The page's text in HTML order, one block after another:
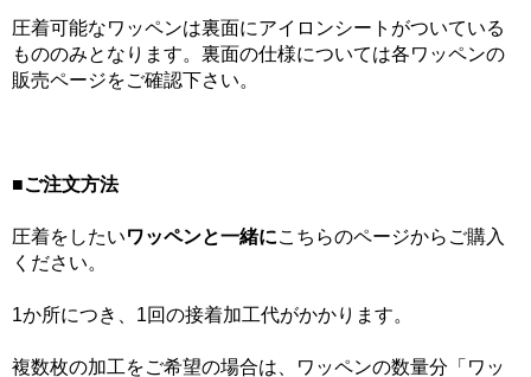
圧着可能なワッペンは裏面にアイロンシートがついている
もののみとなります。裏面の仕様については各ワッペンの
販売ページをご確認下さい。
■ご注文方法
圧着をしたいワッペンと一緒にこちらのページからご購入
ください。
1か所につき、1回の接着加工代がかかります。
複数枚の加工をご希望の場合は、ワッペンの数量分「ワッ